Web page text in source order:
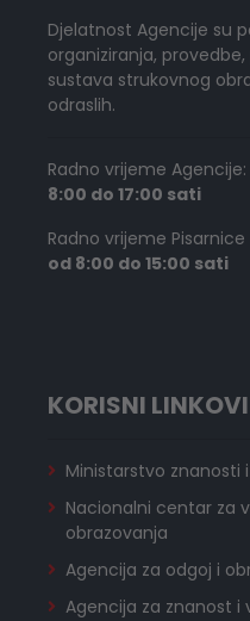
Djelatnost Agencije su
organiziranja,
sustava strukovnog
odraslih.
Radno vrijeme Agencije:
8:00 do 17:00 sati
Radno vrijeme
od 8:00 do 15:00 sati
KORISNI LINKOVI
Ministarstvo znanosti
Nacionalni centar za
obrazovanja
Agencija za odgoj i
Agencija za znanost i